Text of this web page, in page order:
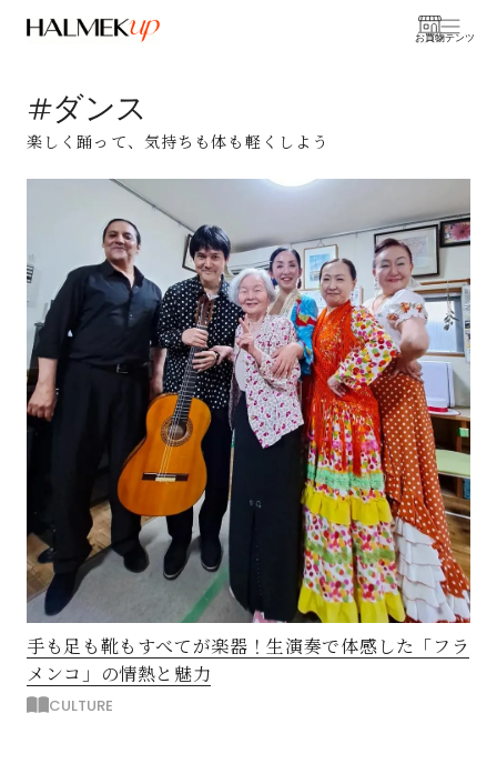
お買物
コンテンツ
#ダンス
楽しく踊って、気持ちも体も軽くしよう
手も足も靴もすべてが楽器！生演奏で体感した「フラ
メンコ」の情熱と魅力
CULTURE